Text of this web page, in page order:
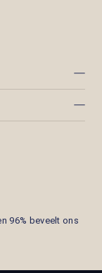
96% beveelt ons